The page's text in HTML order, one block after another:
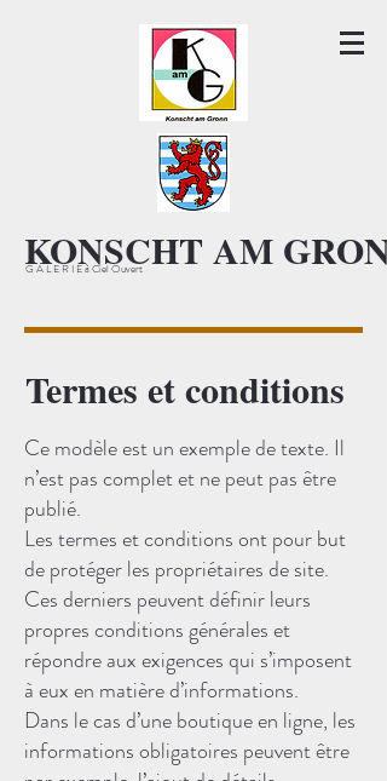
KONSCHT AM
G A L E R I E à Ciel Ouvert
Termes et conditions
Ce modèle est un exemple de texte. Il
n’est pas complet et ne peut pas être
publié.
Les termes et conditions ont pour but
de protéger les propriétaires de site.
Ces derniers peuvent définir leurs
propres conditions générales et
répondre aux exigences qui s’imposent
à eux en matière d’informations.
Dans le cas d’une boutique en ligne, les
informations obligatoires peuvent être